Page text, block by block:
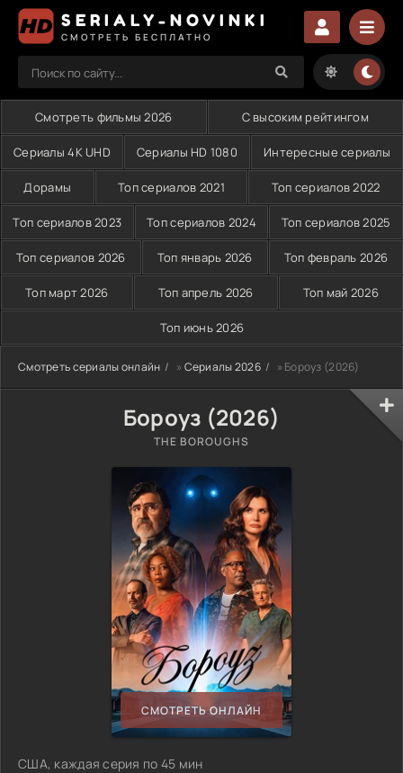
SERIALY-NOVINKI
СМОТРЕТЬ БЕСПЛАТНО
Смотреть фильмы 2026 С высоким рейтингом
Сериалы 4K UHD Сериалы HD 1080 Интересные сериалы
Дорамы Топ сериалов 2021 Топ сериалов 2022
Топ сериалов 2023 Топ сериалов 2024 Топ сериалов 2025
Топ сериалов 2026 Топ январь 2026 Топ февраль 2026
Топ март 2026 Топ апрель 2026 Топ май 2026
Топ июнь 2026
Смотреть сериалы онлайн » Сериалы 2026 » Бороуз (2026)
Бороуз (2026)
THE BOROUGHS
СМОТРЕТЬ ОНЛАЙН
США, каждая серия по 45 мин